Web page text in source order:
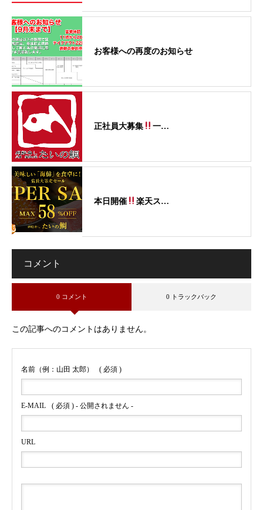
お客様への再度のお知らせ
正社員大募集 一…
本日開催 楽天ス…
コメント
0 コメント 0 トラックバック
この記事へのコメントはありません。
名前（例：山田 太郎） ( 必須 )
E-MAIL ( 必須 ) - 公開されません -
URL